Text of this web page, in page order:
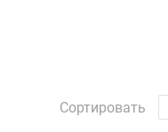
Сортировать